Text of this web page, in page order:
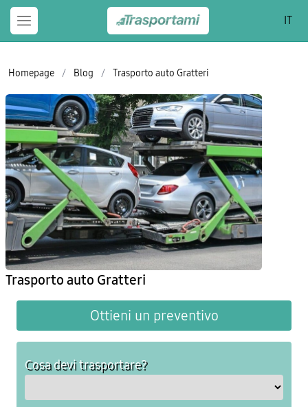
IT
Homepage / Blog / Trasporto auto Gratteri
Trasporto auto Gratteri
Ottieni un preventivo
Cosa devi trasportare?